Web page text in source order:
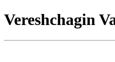
Vereshchagin